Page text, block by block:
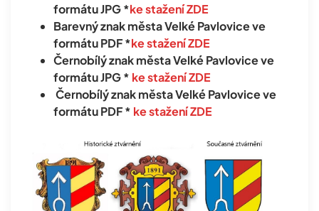
formátu JPG *ke stažení ZDE
Barevný znak města Velké Pavlovice ve
formátu PDF *ke stažení ZDE
Černobílý znak města Velké Pavlovice ve
formátu JPG * ke stažení ZDE
Černobílý znak města Velké Pavlovice ve
formátu PDF * ke stažení ZDE